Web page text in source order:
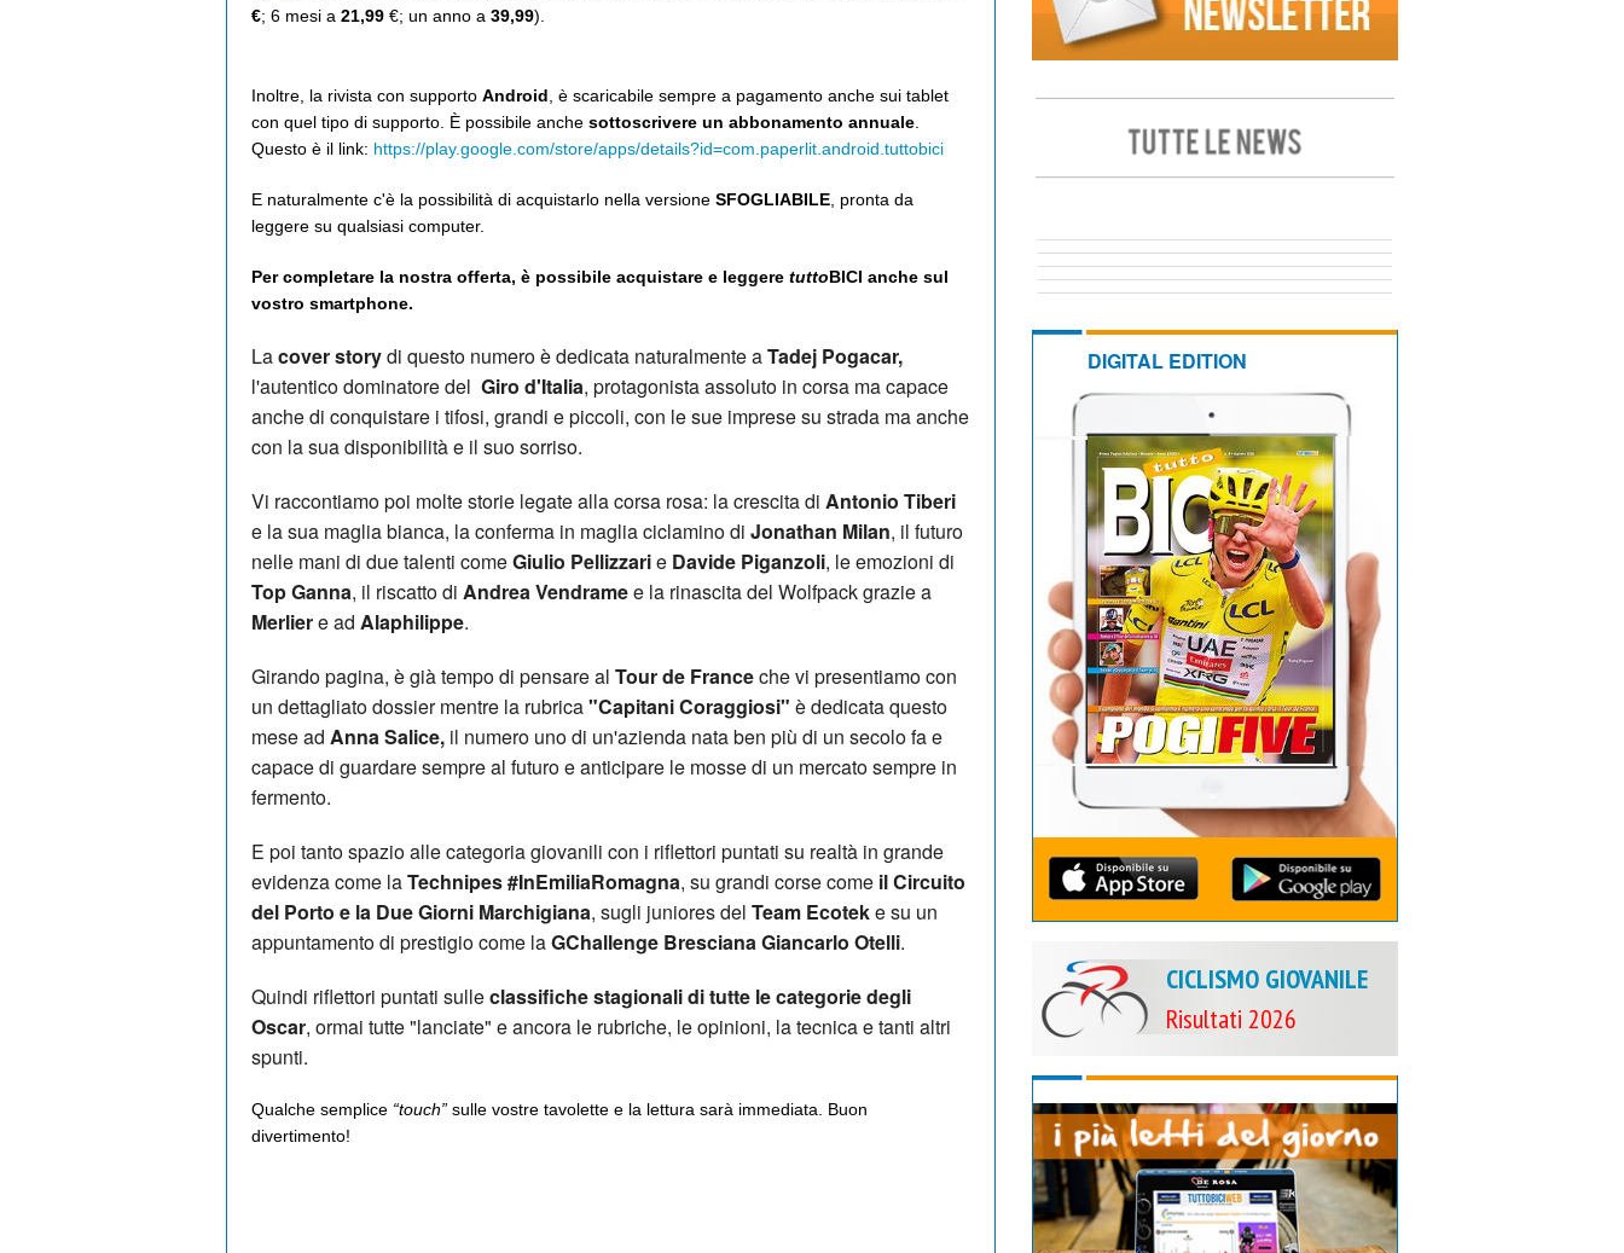
€; 6 mesi a 21,99 €; un anno a 39,99).
Inoltre, la rivista con supporto Android , è scaricabile sempre a pagamento anche sui tablet
con quel tipo di supporto. È possibile anche sottoscrivere un abbonamento annuale
Questo è il link: https://play.google.com/store/apps/details?id=com.paperlit.android.tuttobici
E naturalmente c'è la possibilità di acquistarlo nella versione SFOGLIABILE , pronta da
leggere su qualsiasi computer.
Per completare la nostra offerta, è possibile acquistare e leggere tuttoBICI anche sul
vostro smartphone.
Lacover storydi questo numero è dedicata naturalmente aTadej Pogacar,
l'autentico dominatore del Giro d'Italia, protagonista assoluto in corsa ma capace
anche di conquistare i tifosi, grandi e piccoli, con le sue imprese su strada ma anche
con la sua disponibilità e il suo sorriso.
Vi raccontiamo poi molte storie legate alla corsa rosa: la crescita di Antonio Tiberi
e la sua maglia bianca, la conferma in maglia ciclamino di Jonathan Milan, il futuro
nelle mani di due talenti comeGiulio Pellizzarie Davide Piganzoli, le emozioni di
Top Ganna, il riscatto di Andrea Vendramee la rinascita del Wolfpack grazie a
Merliere ad Alaphilippe.
Girando pagina, è già tempo di pensare al Tour de Franceche vi presentiamo con
un dettagliato dossier mentre la rubrica"Capitani Coraggiosi" è dedicata questo
mese ad Anna Salice, il numero uno di un'azienda nata ben più di un secolo fa e
capace di guardare sempre al futuro e anticipare le mosse di un mercato sempre in
fermento.
E poi tanto spazio alle categoria giovanili con i riflettori puntati su realtà in grande
evidenza come laTechnipes #InEmiliaRomagna, su grandi corse come il Circuito
del Porto e la Due Giorni Marchigiana, sugli juniores del Team Ecoteke su un
appuntamento di prestigio come laGChallenge Bresciana Giancarlo Otelli.
Quindi riflettori puntati sulleclassifiche stagionali di tutte le categorie degli
Oscar, ormai tutte "lanciate" e ancora le rubriche, le opinioni, la tecnica e tanti altri
spunti.
Qualche semplice “touch” sulle vostre tavolette e la lettura sarà immediata. Buon
divertimento!
DIGITAL EDITION
CICLISMO GIOVANILE
Risultati 2026